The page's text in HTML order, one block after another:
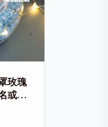
玫瑰
或祝